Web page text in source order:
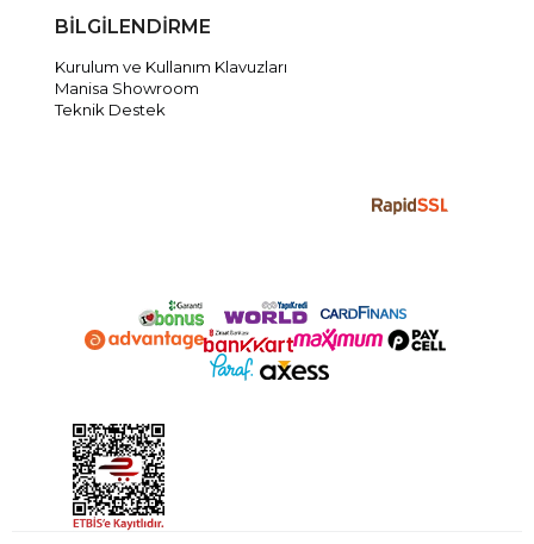
BİLGİLENDİRME
Kurulum ve Kullanım Klavuzları
Manisa Showroom
Teknik Destek